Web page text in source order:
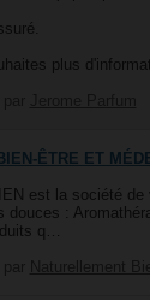
plus
ÊTRE ET
est la société
douces :
q…